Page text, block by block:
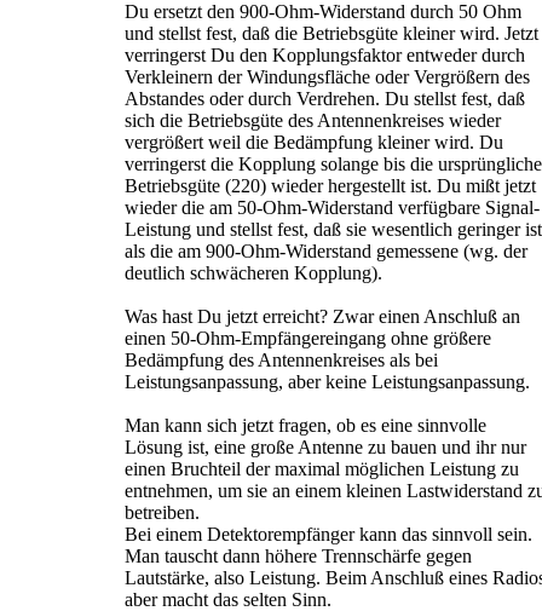
Du ersetzt den 900-Ohm-Widerstand durch 50 Ohm
und stellst fest, daß die Betriebsgüte kleiner wird. Jetzt
verringerst Du den Kopplungsfaktor entweder durch
Verkleinern der Windungsfläche oder Vergrößern des
Abstandes oder durch Verdrehen. Du stellst fest, daß
sich die Betriebsgüte des Antennenkreises wieder
vergrößert weil die Bedämpfung kleiner wird. Du
verringerst die Kopplung solange bis die ursprüngliche
Betriebsgüte (220) wieder hergestellt ist. Du mißt jetzt
wieder die am 50-Ohm-Widerstand verfügbare Signal-
Leistung und stellst fest, daß sie wesentlich geringer ist
als die am 900-Ohm-Widerstand gemessene (wg. der
deutlich schwächeren Kopplung).
Was hast Du jetzt erreicht? Zwar einen Anschluß an
einen 50-Ohm-Empfängereingang ohne größere
Bedämpfung des Antennenkreises als bei
Leistungsanpassung, aber keine Leistungsanpassung.
Man kann sich jetzt fragen, ob es eine sinnvolle
Lösung ist, eine große Antenne zu bauen und ihr nur
einen Bruchteil der maximal möglichen Leistung zu
entnehmen, um sie an einem kleinen Lastwiderstand
betreiben.
Bei einem Detektorempfänger kann das sinnvoll sein.
Man tauscht dann höhere Trennschärfe gegen
Lautstärke, also Leistung. Beim Anschluß eines
aber macht das selten Sinn.